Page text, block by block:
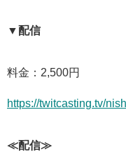
▼配信
料金：2,500円
https://twitcasting.tv/
≪配信≫